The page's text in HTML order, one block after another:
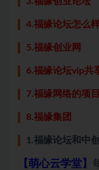
4.福缘论坛怎么
5.福缘创业网
6.福缘论坛vip共
7.福缘网络的项
8.福缘集团
1.福缘论坛和中
【萌心云学堂】